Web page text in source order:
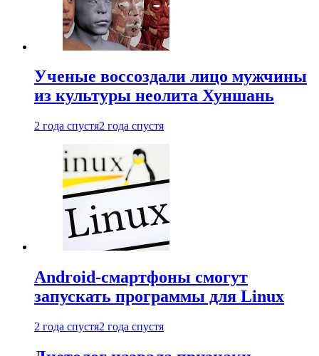
Ученые воссоздали лицо мужчины
из культуры неолита Хуншань
2 года спустя2 года спустя
Android-смартфоны смогут
запускать программы для Linux
2 года спустя2 года спустя